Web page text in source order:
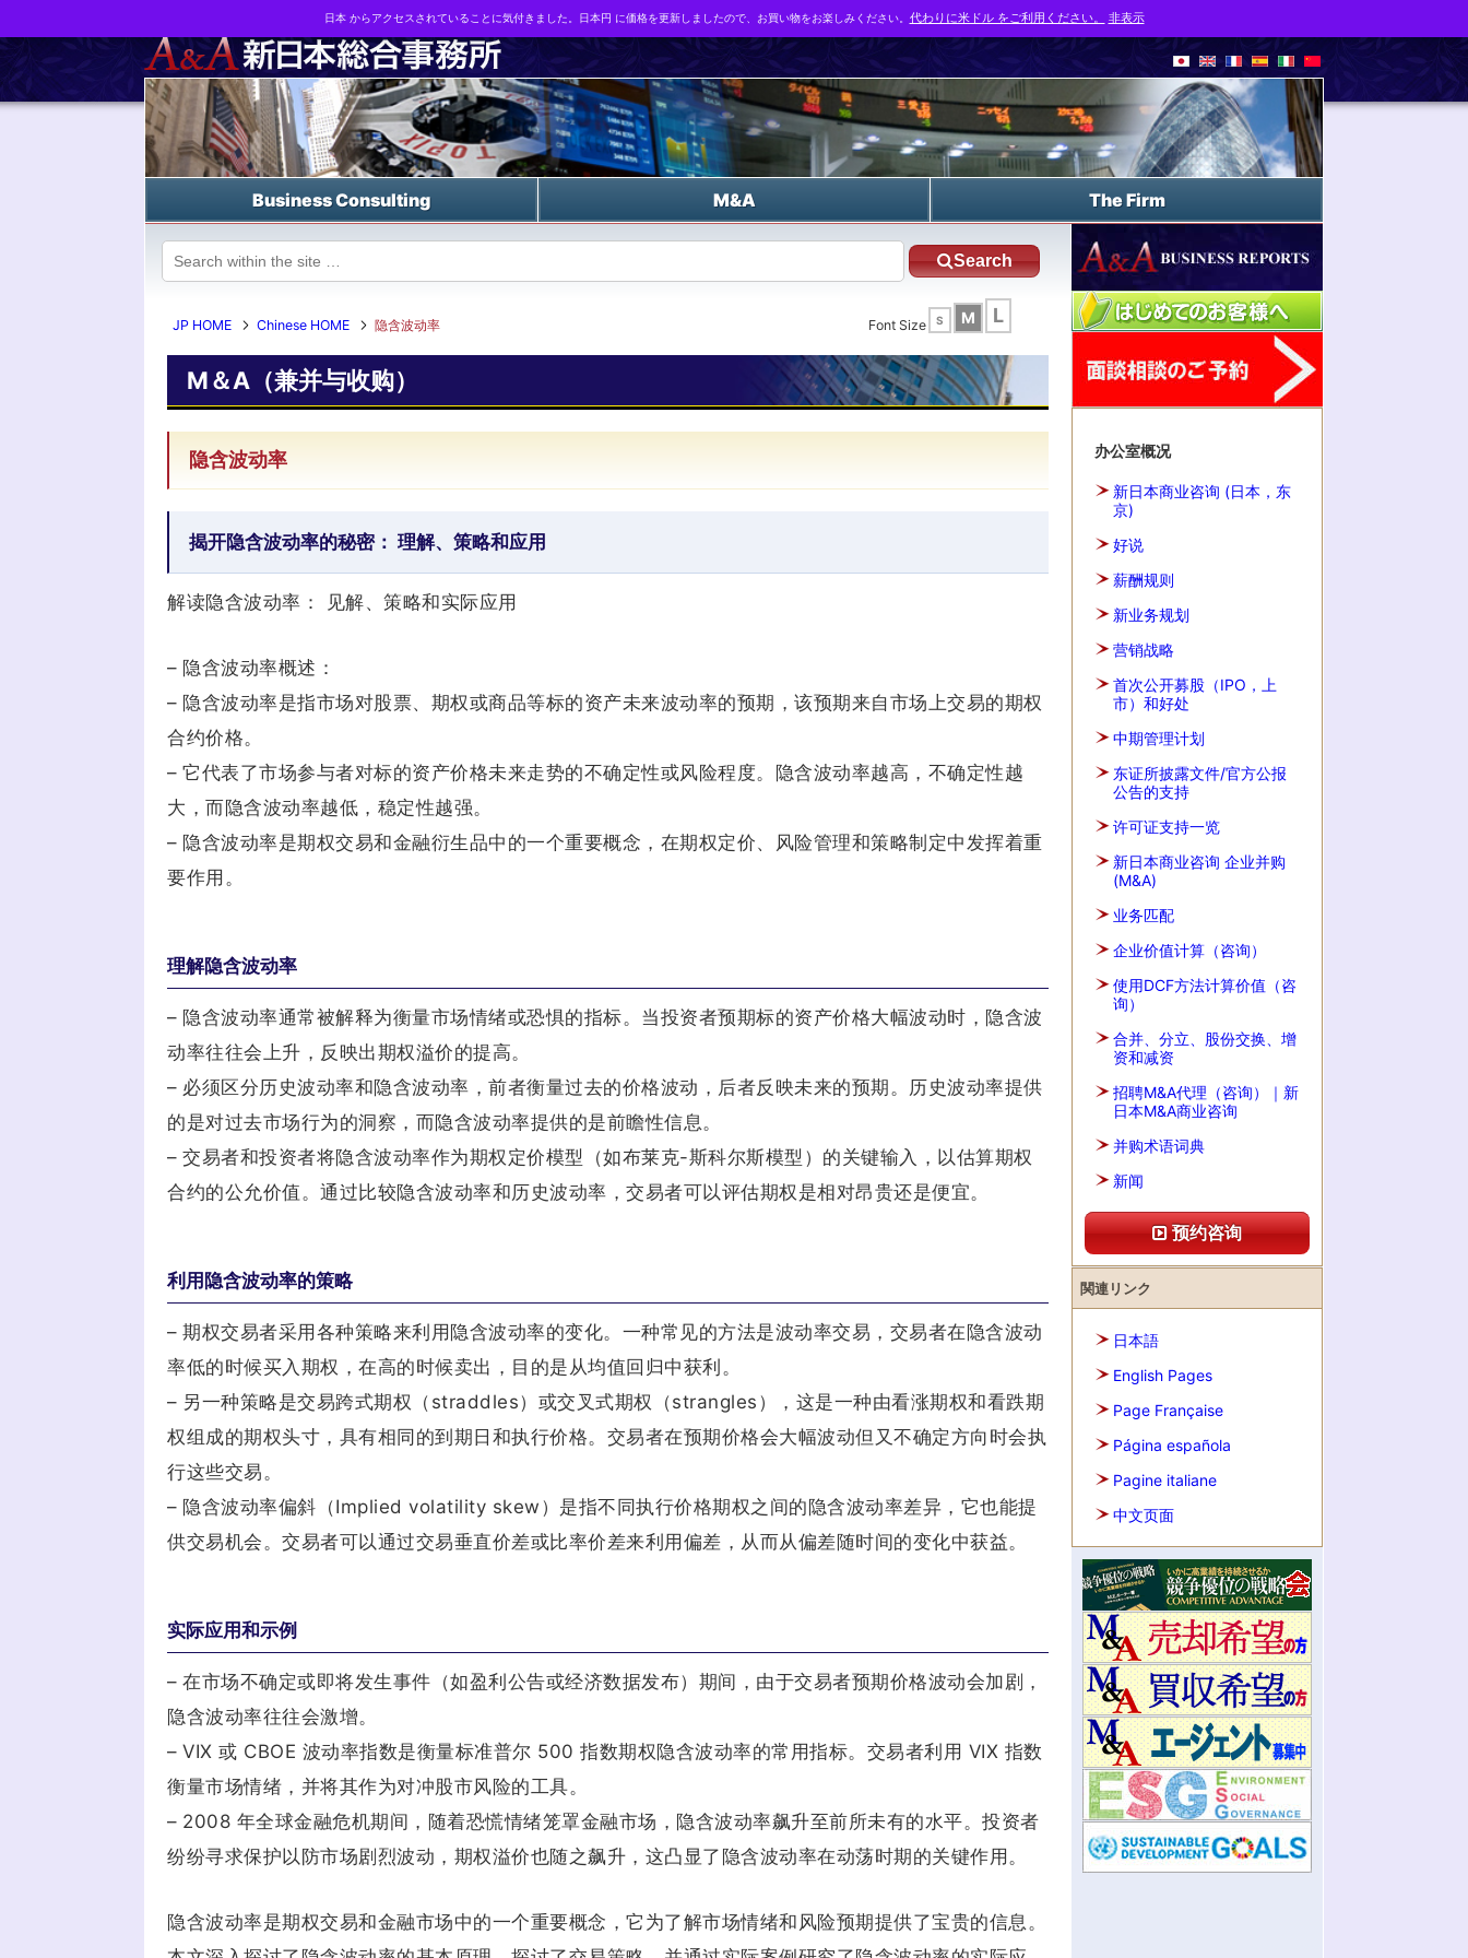
Business strategy reports, business matching and M&A in Japan
Business Consulting M&A The Firm
Search
JP HOME Chinese HOME 隐含波动率 Font Size S M L
M＆A（兼并与收购）
隐含波动率
揭开隐含波动率的秘密： 理解、策略和应用
解读隐含波动率： 见解、策略和实际应用
– 隐含波动率概述：
– 隐含波动率是指市场对股票、期权或商品等标的资产未来波动率的预期，该预期来自市场上交易的期权
合约价格。
– 它代表了市场参与者对标的资产价格未来走势的不确定性或风险程度。隐含波动率越高，不确定性越
大，而隐含波动率越低，稳定性越强。
– 隐含波动率是期权交易和金融衍生品中的一个重要概念，在期权定价、风险管理和策略制定中发挥着重
要作用。
理解隐含波动率
– 隐含波动率通常被解释为衡量市场情绪或恐惧的指标。当投资者预期标的资产价格大幅波动时，隐含波
动率往往会上升，反映出期权溢价的提高。
– 必须区分历史波动率和隐含波动率，前者衡量过去的价格波动，后者反映未来的预期。历史波动率提供
的是对过去市场行为的洞察，而隐含波动率提供的是前瞻性信息。
– 交易者和投资者将隐含波动率作为期权定价模型（如布莱克-斯科尔斯模型）的关键输入，以估算期权
合约的公允价值。通过比较隐含波动率和历史波动率，交易者可以评估期权是相对昂贵还是便宜。
利用隐含波动率的策略
– 期权交易者采用各种策略来利用隐含波动率的变化。一种常见的方法是波动率交易，交易者在隐含波动
率低的时候买入期权，在高的时候卖出，目的是从均值回归中获利。
– 另一种策略是交易跨式期权（straddles）或交叉式期权（strangles），这是一种由看涨期权和看跌期
权组成的期权头寸，具有相同的到期日和执行价格。交易者在预期价格会大幅波动但又不确定方向时会执
行这些交易。
– 隐含波动率偏斜（Implied volatility skew）是指不同执行价格期权之间的隐含波动率差异，它也能提
供交易机会。交易者可以通过交易垂直价差或比率价差来利用偏差，从而从偏差随时间的变化中获益。
实际应用和示例
– 在市场不确定或即将发生事件（如盈利公告或经济数据发布）期间，由于交易者预期价格波动会加剧，
隐含波动率往往会激增。
– VIX 或 CBOE 波动率指数是衡量标准普尔 500 指数期权隐含波动率的常用指标。交易者利用 VIX 指数
衡量市场情绪，并将其作为对冲股市风险的工具。
– 2008 年全球金融危机期间，随着恐慌情绪笼罩金融市场，隐含波动率飙升至前所未有的水平。投资者
纷纷寻求保护以防市场剧烈波动，期权溢价也随之飙升，这凸显了隐含波动率在动荡时期的关键作用。
隐含波动率是期权交易和金融市场中的一个重要概念，它为了解市场情绪和风险预期提供了宝贵的信息。
办公室概况
新日本商业咨询 (日本，东
京)
好说
薪酬规则
新业务规划
营销战略
首次公开募股（IPO，上
市）和好处
中期管理计划
东证所披露文件/官方公报
公告的支持
许可证支持一览
新日本商业咨询 企业并购
(M&A)
业务匹配
企业价值计算（咨询）
使用DCF方法计算价值（咨
询）
合并、分立、股份交换、增
资和减资
招聘M&A代理（咨询）｜新
日本M&A商业咨询
并购术语词典
新闻
预约咨询
関連リンク
日本語
English Pages
Page Française
Página española
Pagine italiane
中文页面
日本 からアクセスされていることに気付きました。日本円 に価格を更新しましたので、お買い物をお楽しみください。 代わりに米ドル をご利用ください。 非表示